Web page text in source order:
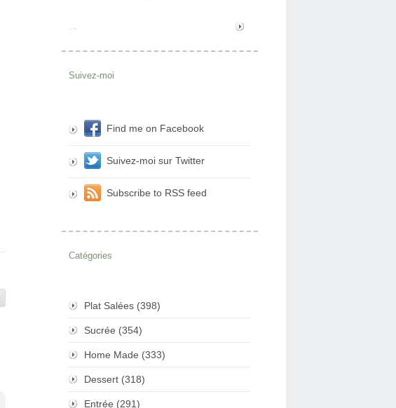
Suivez-moi
Find me on Facebook
Suivez-moi sur Twitter
Subscribe to RSS feed
Catégories
Plat Salées (398)
Sucrée (354)
Home Made (333)
Dessert (318)
Entrée (291)